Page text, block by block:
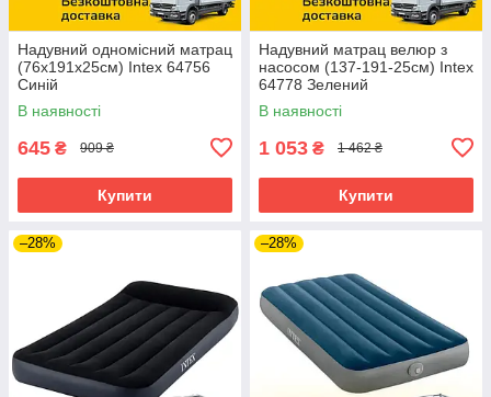
Надувний одномісний матрац
(76х191х25см) Intex 64756
Синій
В наявності
645 ₴ 909 ₴
Купити
Надувний матрац велюр з
насосом (137-191-25см) Intex
64778 Зелений
В наявності
1 053 ₴ 1 462 ₴
Купити
–28% –28%